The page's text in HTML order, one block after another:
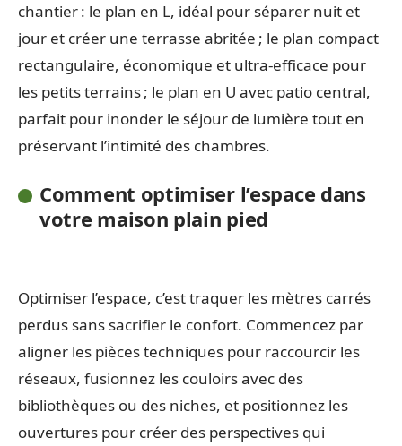
chantier : le plan en L, idéal pour séparer nuit et
jour et créer une terrasse abritée ; le plan compact
rectangulaire, économique et ultra-efficace pour
les petits terrains ; le plan en U avec patio central,
parfait pour inonder le séjour de lumière tout en
préservant l’intimité des chambres.
Comment optimiser l’espace dans
votre maison plain pied
Optimiser l’espace, c’est traquer les mètres carrés
perdus sans sacrifier le confort. Commencez par
aligner les pièces techniques pour raccourcir les
réseaux, fusionnez les couloirs avec des
bibliothèques ou des niches, et positionnez les
ouvertures pour créer des perspectives qui